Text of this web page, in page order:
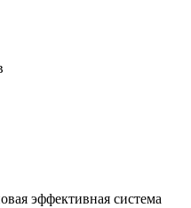
эффективная система